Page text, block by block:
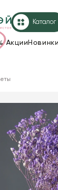
Каталог
Акции
изделия